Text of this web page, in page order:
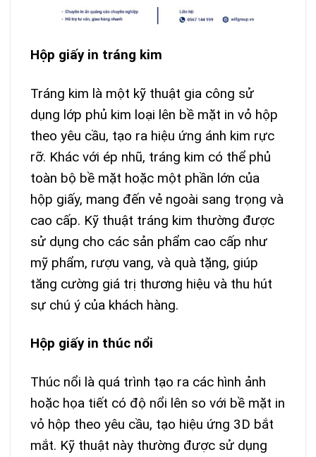
Hộp giấy in tráng kim
Tráng kim là một kỹ thuật gia công sử
dụng lớp phủ kim loại lên bề mặt in vỏ hộp
theo yêu cầu, tạo ra hiệu ứng ánh kim rực
rỡ. Khác với ép nhũ, tráng kim có thể phủ
toàn bộ bề mặt hoặc một phần lớn của
hộp giấy, mang đến vẻ ngoài sang trọng và
cao cấp. Kỹ thuật tráng kim thường được
sử dụng cho các sản phẩm cao cấp như
mỹ phẩm, rượu vang, và quà tặng, giúp
tăng cường giá trị thương hiệu và thu hút
sự chú ý của khách hàng.
Hộp giấy in thúc nổi
Thúc nổi là quá trình tạo ra các hình ảnh
hoặc họa tiết có độ nổi lên so với bề mặt in
vỏ hộp theo yêu cầu, tạo hiệu ứng 3D bắt
mắt. Kỹ thuật này thường được sử dụng